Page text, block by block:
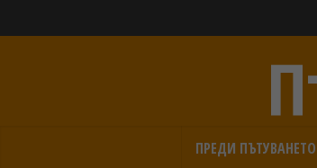
ПРЕДИ ПЪТУВАНЕТО